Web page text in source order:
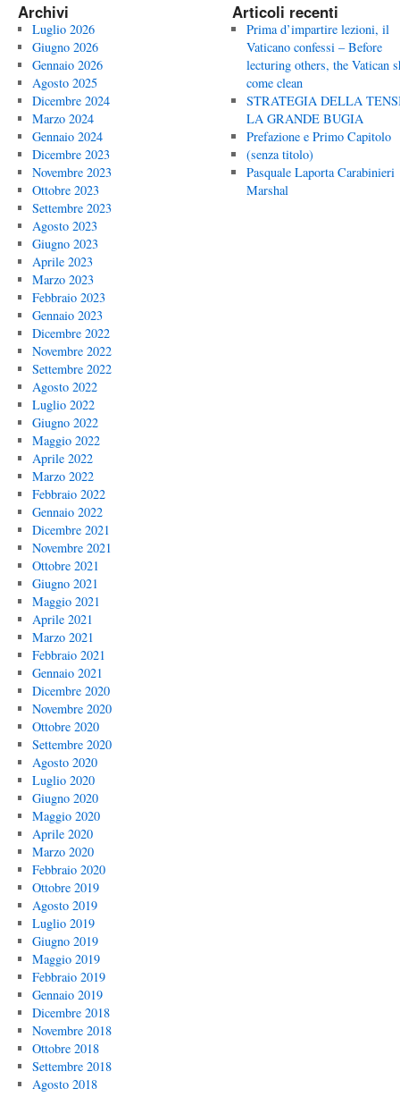
Archivi
Luglio 2026
Giugno 2026
Gennaio 2026
Agosto 2025
Dicembre 2024
Marzo 2024
Gennaio 2024
Dicembre 2023
Novembre 2023
Ottobre 2023
Settembre 2023
Agosto 2023
Giugno 2023
Aprile 2023
Marzo 2023
Febbraio 2023
Gennaio 2023
Dicembre 2022
Novembre 2022
Settembre 2022
Agosto 2022
Luglio 2022
Giugno 2022
Maggio 2022
Aprile 2022
Marzo 2022
Febbraio 2022
Gennaio 2022
Dicembre 2021
Novembre 2021
Ottobre 2021
Giugno 2021
Maggio 2021
Aprile 2021
Marzo 2021
Febbraio 2021
Gennaio 2021
Dicembre 2020
Novembre 2020
Ottobre 2020
Settembre 2020
Agosto 2020
Luglio 2020
Giugno 2020
Maggio 2020
Aprile 2020
Marzo 2020
Febbraio 2020
Ottobre 2019
Agosto 2019
Luglio 2019
Giugno 2019
Maggio 2019
Febbraio 2019
Gennaio 2019
Dicembre 2018
Novembre 2018
Ottobre 2018
Settembre 2018
Agosto 2018
Articoli recenti
Prima d’impartire lezioni, il
Vaticano confessi – Before
lecturing others, the Vatican
come clean
STRATEGIA DELLA
LA GRANDE BUGIA
Prefazione e Primo Capitolo
(senza titolo)
Pasquale Laporta Carabinieri
Marshal